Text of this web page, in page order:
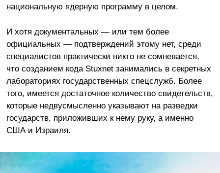
национальную ядерную программу в целом.
И хотя документальных — или тем более
официальных — подтверждений этому нет, среди
специалистов практически никто не сомневается,
что созданием кода Stuxnet занимались в секретных
лабораториях государственных спецслужб. Более
того, имеется достаточное количество свидетельств,
которые недвусмысленно указывают на разведки
государств, приложивших к нему руку, а именно
США и Израиля.